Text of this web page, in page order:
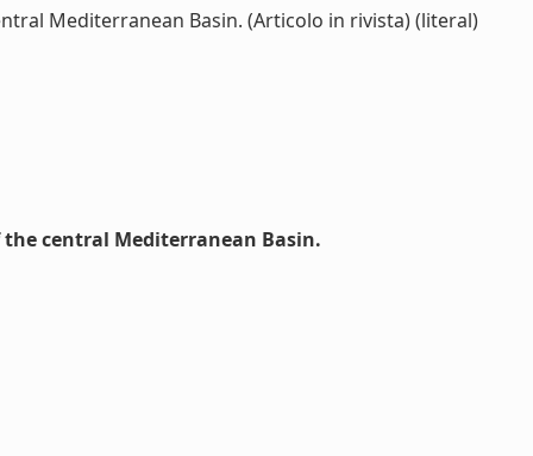
Mediterranean Basin. (Articolo in rivista) (literal)
central Mediterranean Basin.